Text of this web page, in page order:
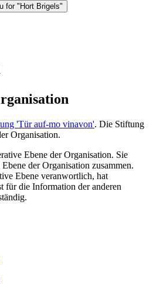
for "Hort Brigels"
'Tür auf-mo vinavon'. Die Stiftung
Organisation.
Ebene der Organisation. Sie
der Organisation zusammen.
Ebene veranwortlich, hat
für die Information der anderen